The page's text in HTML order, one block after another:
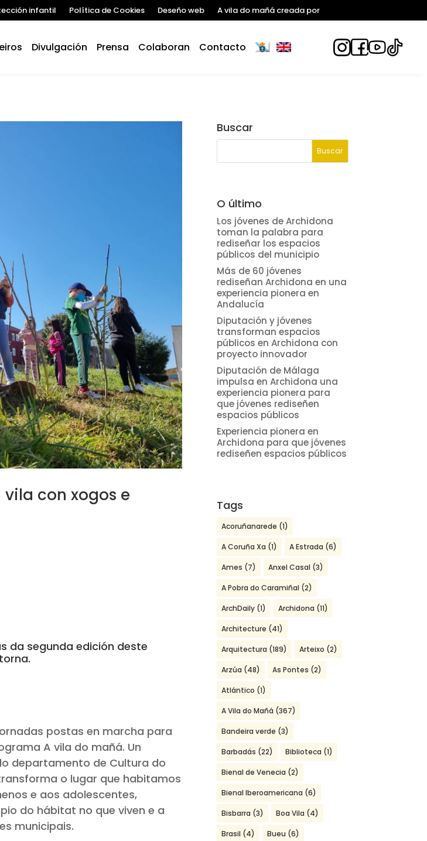
infantil Política de Cookies Deseño web A vila do mañá creada por
Divulgación Prensa Colaboran Contacto
con xogos e
da segunda edición deste
postas en marcha para
A vila do mañá. Un
departamento de Cultura do
o lugar que habitamos
e aos adolescentes,
do hábitat no que viven e a
municipais.
Buscar
O último
Los jóvenes de Archidona
toman la palabra para
rediseñar los espacios
públicos del municipio
Más de 60 jóvenes
rediseñan Archidona en una
experiencia pionera en
Andalucía
Diputación y jóvenes
transforman espacios
públicos en Archidona con
proyecto innovador
Diputación de Málaga
impulsa en Archidona una
experiencia pionera para
que jóvenes rediseñen
espacios públicos
Experiencia pionera en
Archidona para que jóvenes
rediseñen espacios públicos
Tags
Acoruñanarede (1)
A Coruña Xa (1) A Estrada (6)
Ames (7) Anxel Casal (3)
A Pobra do Caramiñal (2)
ArchDaily (1) Archidona (11)
Architecture (41)
Arquitectura (189) Arteixo (2)
Arzúa (48) As Pontes (2)
Atlántico (1)
A Vila do Mañá (367)
Bandeira verde (3)
Barbadás (22) Biblioteca (1)
Bienal de Venecia (2)
Bienal Iberoamericana (6)
Bisbarra (3) Boa Vila (4)
Brasil (4) Bueu (6)